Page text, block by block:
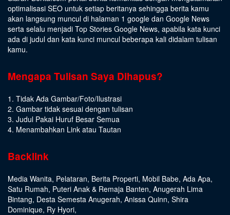
optimalisasi SEO untuk setiap beritanya sehingga berita kamu
akan langsung muncul di halaman 1 google dan Google News
serta selalu menjadi Top Stories Google News, apabila kata kunci
ada di judul dan kata kunci muncul beberapa kali didalam tulisan
kamu.
Mengapa Tulisan Saya Dihapus?
1. Tidak Ada Gambar/Foto/Ilustrasi
2. Gambar tidak sesuai dengan tulisan
3. Judul Pakai Huruf Besar Semua
4. Menambahkan Link atau Tautan
Backlink
Media Wanita, Pelataran, Berita Properti, Mobil Babe, Ada Apa,
Satu Rumah, Puteri Anak & Remaja Banten, Anugerah Lima
Bintang, Desta Semesta Anugerah, Anissa Quinn, Shira
Dominique, Ry Hyori,